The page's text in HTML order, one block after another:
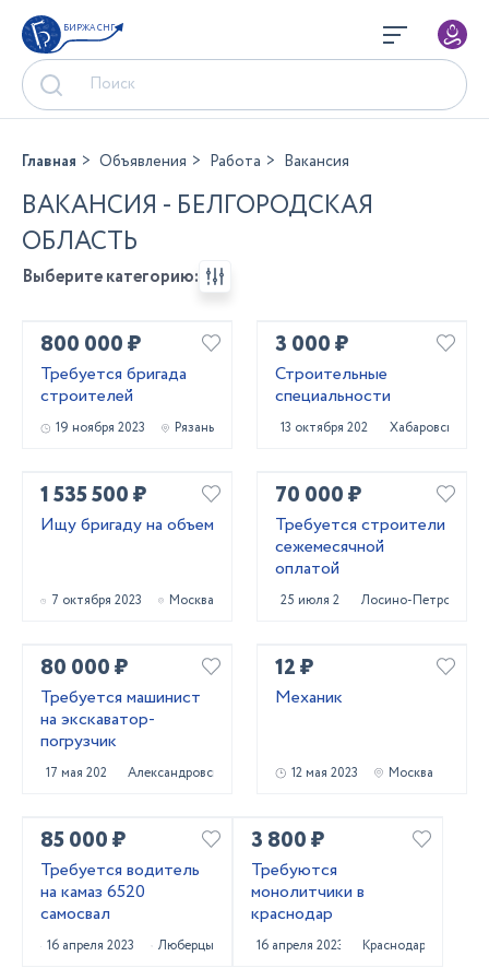
БИРЖА СНГ
Главная Объявления Работа Вакансия
ВАКАНСИЯ - БЕЛГОРОДСКАЯ
ОБЛАСТЬ
Выберите категорию:
800 000 ₽
Требуется бригада
строителей
19 ноября 2023 Рязань
3 000 ₽
Строительные
специальности
13 октября 2023 Хабаровск
1 535 500 ₽
Ищу бригаду на объем
7 октября 2023 Москва
70 000 ₽
Требуется строители
сежемесячной
оплатой
25 июля 2023 Лосино-Петровский
80 000 ₽
Требуется машинист
на экскаватор-
погрузчик
17 мая 2023 Александровская
12 ₽
Механик
12 мая 2023 Москва
85 000 ₽
Требуется водитель
на камаз 6520
самосвал
16 апреля 2023 Люберцы
3 800 ₽
Требуются
монолитчики в
краснодар
16 апреля 2023 Краснодар